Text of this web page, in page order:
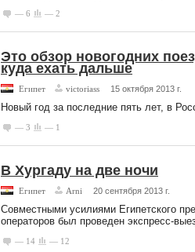
— 6 — 2
Это обзор новогодних
куда ехать дальше
Египет victoriass 15 октября 2013 г.
Новый год за последние пять лет, в
— 3 — 1
В Хургаду на две ночи
Египет Arni 20 сентября 2013 г.
Совместными усилиями Египетского
операторов был проведен экспресс-
— 14 — 12